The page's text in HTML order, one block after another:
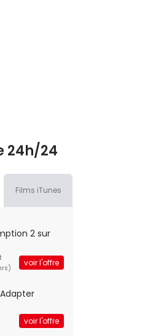
24h/24
Films iTunes
2 sur
voir l'offre
Adapter
voir l'offre